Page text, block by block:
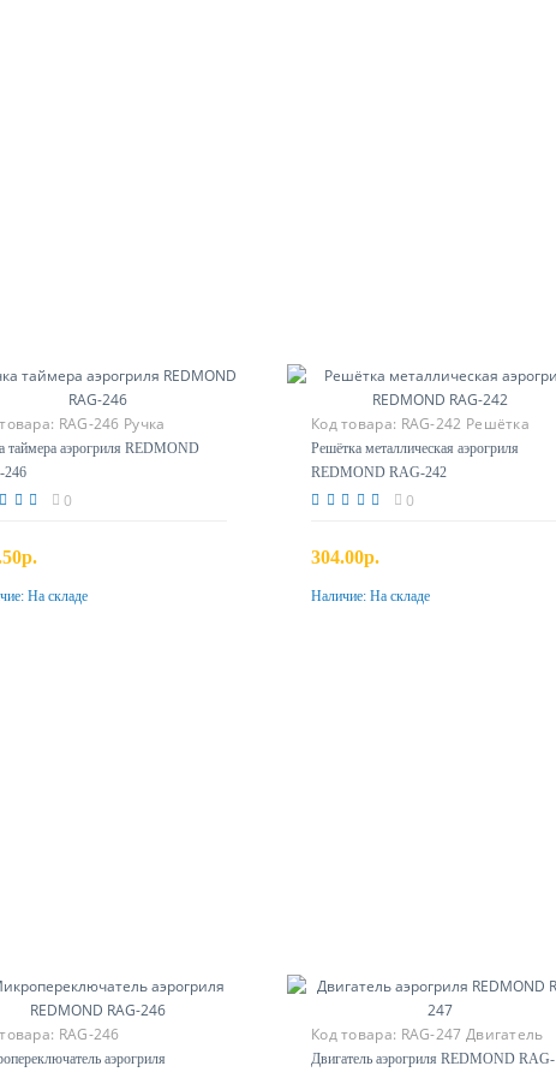
RAG-246 Ручка
таймера аэрогриля REDMOND
246
0
Купить
На складе
Код товара: RAG-242 Решётка
Решётка металлическая аэрогриля
REDMOND RAG-242
0
304.00р.
Купить
Наличие: На складе
RAG-246
аэрогриля
Код товара: RAG-247 Двигатель
Двигатель аэрогриля REDMOND RAG-